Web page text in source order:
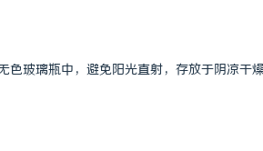
玻璃瓶中，避免阳光直射，存放于阴凉干